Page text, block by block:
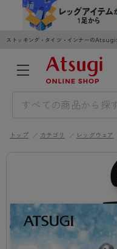
ストッキング・タイツ・インナーのAtsugi
3,980円以上
WOMEN
トップ カテゴリ レッグウェア